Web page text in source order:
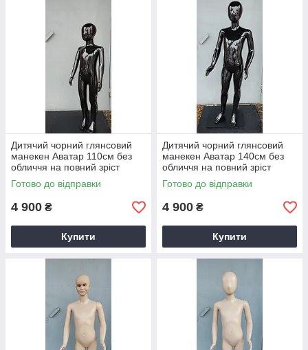
Дитячий чорний глянсовий
манекен Аватар 110см без
обличчя на повний зріст
Готово до відправки
4 900 ₴
Купити
Дитячий чорний глянсовий
манекен Аватар 140см без
обличчя на повний зріст
Готово до відправки
4 900 ₴
Купити